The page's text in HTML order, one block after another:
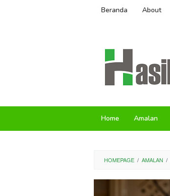
Beranda About
Home Amalan
HOMEPAGE / AMALAN /